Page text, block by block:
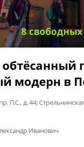
8
модерн в
П.С., д. 44;
Иванович